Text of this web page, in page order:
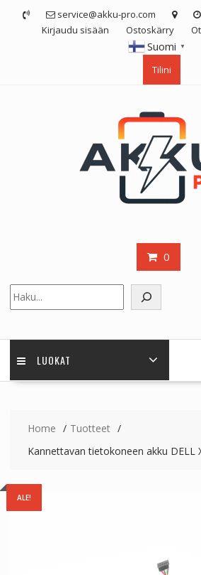
service@akku-pro.com
Kirjaudu sisään
Ostoskärry
Suomi ▼
Tilini
0
LUOKAT
Home
Tuotteet
Kannettavan tietokoneen akku DELL
ALE!